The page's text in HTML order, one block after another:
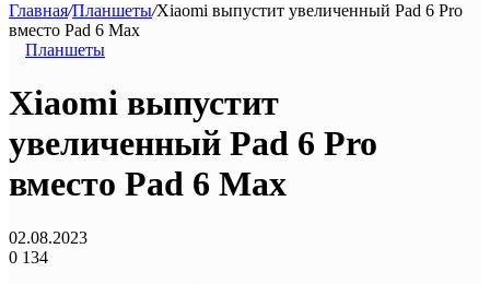
Главная/Планшеты/Xiaomi выпустит увеличенный Pad 6 Pro
вместо Pad 6 Max
Планшеты
Xiaomi выпустит
увеличенный Pad 6 Pro
вместо Pad 6 Max
02.08.2023
0 134